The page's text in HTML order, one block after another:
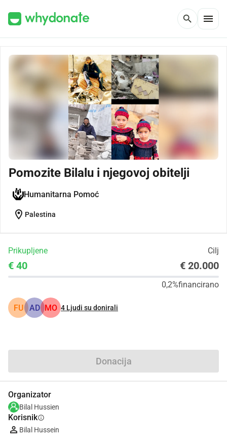
search menu
Pomozite Bilalu i njegovoj obitelji
Humanitarna Pomoć
location_on Palestina
Prikupljene Cilj
€ 40 € 20.000
0,2%financirano
FU AD MO 4 Ljudi su donirali
Donacija
Organizator
Bilal Hussien
Korisnikinfo
Bilal Hussein